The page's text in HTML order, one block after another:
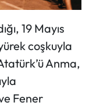
19 Mayıs
coşkuyla
Anma,
Fener